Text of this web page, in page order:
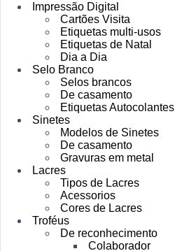
Impressão Digital
Cartões Visita
Etiquetas multi-usos
Etiquetas de Natal
Dia a Dia
Selo Branco
Selos brancos
De casamento
Etiquetas Autocolantes
Sinetes
Modelos de Sinetes
De casamento
Gravuras em metal
Lacres
Tipos de Lacres
Acessorios
Cores de Lacres
Troféus
De reconhecimento
Colaborador